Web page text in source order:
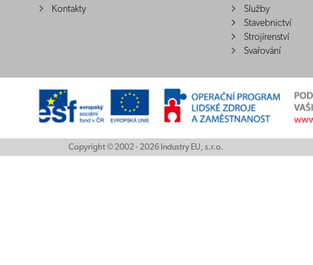
Kontakty
Služby
Stavebnictví
Strojírenství
Svařování
Copyright © 2002 - 2026 Industry EU, s.r.o.